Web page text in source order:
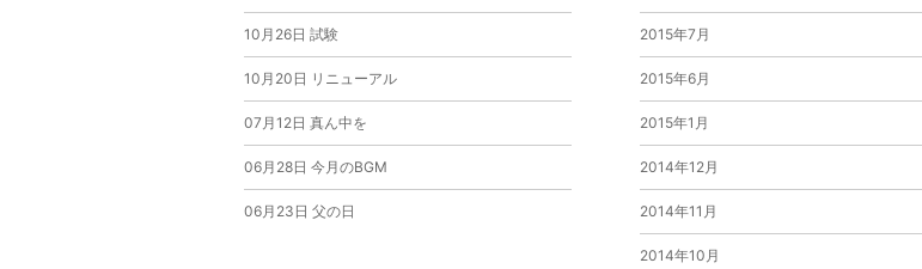
10月26日 試験
10月20日 リニューアル
07月12日 真ん中を
06月28日 今月のBGM
06月23日 父の日
2015年7月
2015年6月
2015年1月
2014年12月
2014年11月
2014年10月